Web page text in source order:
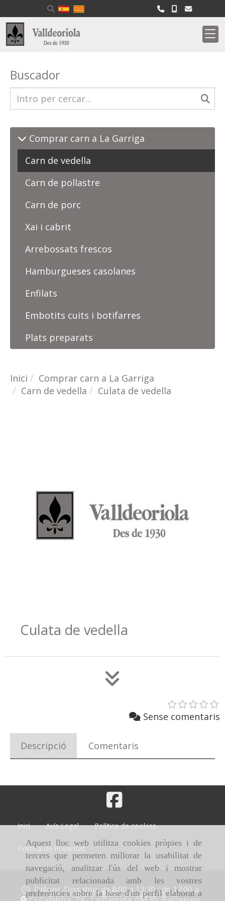
Aquest lloc web utilitza cookies pròpies i de
tercers que permeten millorar la usabilitat de
navegació, analitzar l'ús del web i mostrar
publicitat relacionada amb les vostres
preferències sobre la base d'un perfil elaborat a
Buscador
Comprar carn a La Garriga
Carn de vedella
Carn de pollastre
Carn de porc
Xai i cabrit
Arrebossats frescos
Hamburgueses casolanes
Enfilats
Embotits cuits i botifarres
Plats preparats
Inici
Comprar carn a La Garriga
Carn de vedella
Culata de vedella
Culata de vedella
Sense comentaris
Descripció Comentaris
Inici Avís Legal Política de cookies
Política de Privacitat
Dilluns-Dissabte: de 8:00 a 13:30 i de 17:00 a
20:00
Tancat dilluns tarda i dissabte tarda